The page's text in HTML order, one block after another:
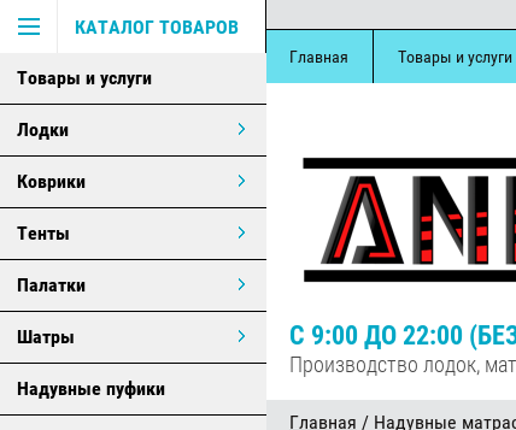
КАТАЛОГ ТОВАРОВ
Товары и услуги
Лодки
Коврики
Тенты
Палатки
Шатры
Надувные пуфики
Главная Товары и услуги
С 9:00 ДО 22:00
Производство лодок,
Главная / Надувные